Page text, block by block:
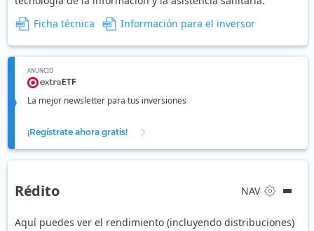
Ficha técnica
Información para el inversor
ANUNCIO
La mejor newsletter para tus inversiones
¡Regístrate ahora gratis!
Rédito NAV
Aquí puedes ver el rendimiento (incluyendo distribuciones)